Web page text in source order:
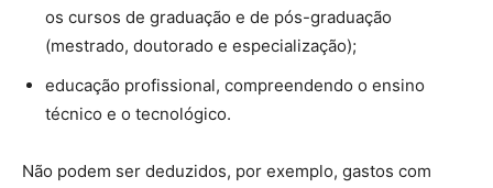
os cursos de graduação e de pós-graduação
(mestrado, doutorado e especialização);
educação profissional, compreendendo o ensino
técnico e o tecnológico.
Não podem ser deduzidos, por exemplo, gastos com